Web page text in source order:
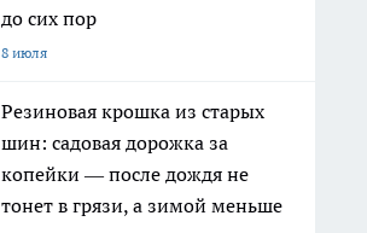
до сих пор
8 июля
Резиновая крошка из старых
шин: садовая дорожка за
копейки — после дождя не
тонет в грязи, а зимой меньше